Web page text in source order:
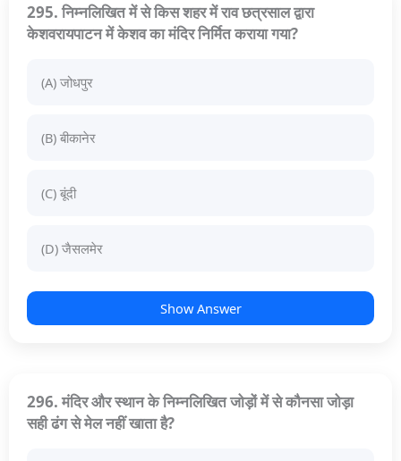
295. निम्नलिखित में से किस शहर में राव छत्रसाल द्वारा
केशवरायपाटन में केशव का मंदिर निर्मित कराया गया?
(A) जोधपुर
(B) बीकानेर
(C) बूंदी
(D) जैसलमेर
Show Answer
296. मंदिर और स्थान के निम्नलिखित जोड़ों में से कौनसा जोड़ा
सही ढंग से मेल नहीं खाता है?